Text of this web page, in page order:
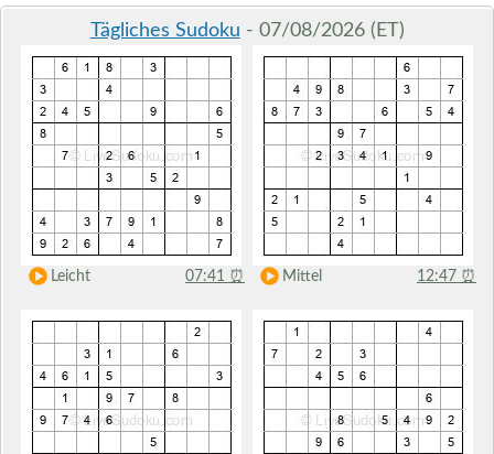
Tägliches Sudoku - 07/08/2026 (ET)
Leicht 07:41 ⏰ Mittel 12:47 ⏰